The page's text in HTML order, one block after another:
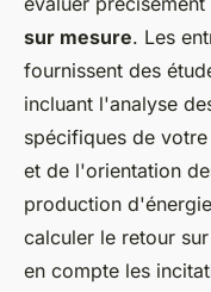
sur mesure. Les
fournissent des
incluant l'analyse
spécifiques de
et de l'orientation
production
calculer le retour
en compte les